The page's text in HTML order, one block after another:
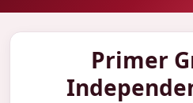
Primer